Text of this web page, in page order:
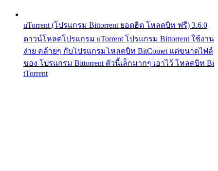
uTorrent (โปรแกรม Bittorrent ยอดฮิต โหลดบิท ฟรี) 3.6.0
ดาวน์โหลดโปรแกรม uTorrent โปรแกรม Bittorrent ใช้งาน
ง่าย คล้ายๆ กับโปรแกรมโหลดบิท BitComet แต่ขนาดไฟล์
ของ โปรแกรม Bittorrent ตัวนี้เล็กมากๆ เอาไว้ โหลดบิท Bi
tTorrent